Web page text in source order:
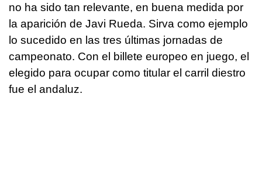
no ha sido tan relevante, en buena medida por
la aparición de Javi Rueda. Sirva como ejemplo
lo sucedido en las tres últimas jornadas de
campeonato. Con el billete europeo en juego, el
elegido para ocupar como titular el carril diestro
fue el andaluz.